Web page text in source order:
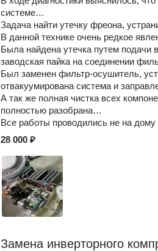
системе…
Задача найти утечку фреона,
В данной технике очень редкое
Была найдена утечка путем подачи
заводская пайка на соединении
Был заменен фильтр-осушитель,
отвакуумирована система и
А так же полная чистка всех
полностью разобрана…
Все работы проводились не на дому
28 000 ₽
Замена инверторного